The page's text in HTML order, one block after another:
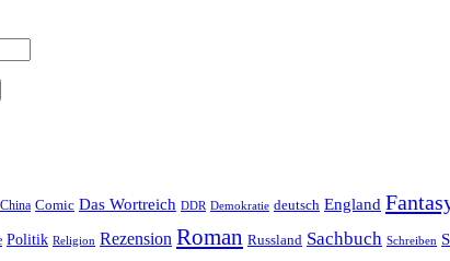
China Comic Das Wortreich DDR Demokratie deutsch England
Politik Religion Rezension Roman Russland Sachbuch Schreiben